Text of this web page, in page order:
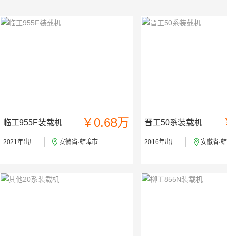
临工955F装载机 ￥0.68万
2021年出厂 安徽省·蚌埠市
晋工50系装载机
2016年出厂 安徽省·